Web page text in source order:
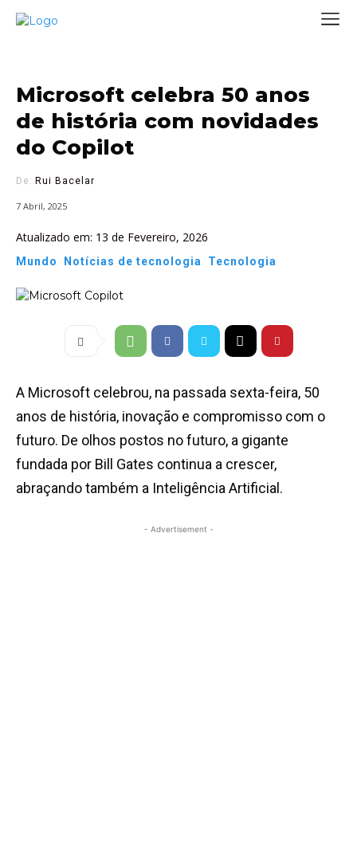
Microsoft celebra 50 anos
de história com novidades
do Copilot
De: Rui Bacelar
7 Abril, 2025
Atualizado em: 13 de Fevereiro, 2026
Mundo Notícias de tecnologia Tecnologia
A Microsoft celebrou, na passada sexta-feira, 50
anos de história, inovação e compromisso com o
futuro. De olhos postos no futuro, a gigante
fundada por Bill Gates continua a crescer,
abraçando também a Inteligência Artificial.
- Advertisement -